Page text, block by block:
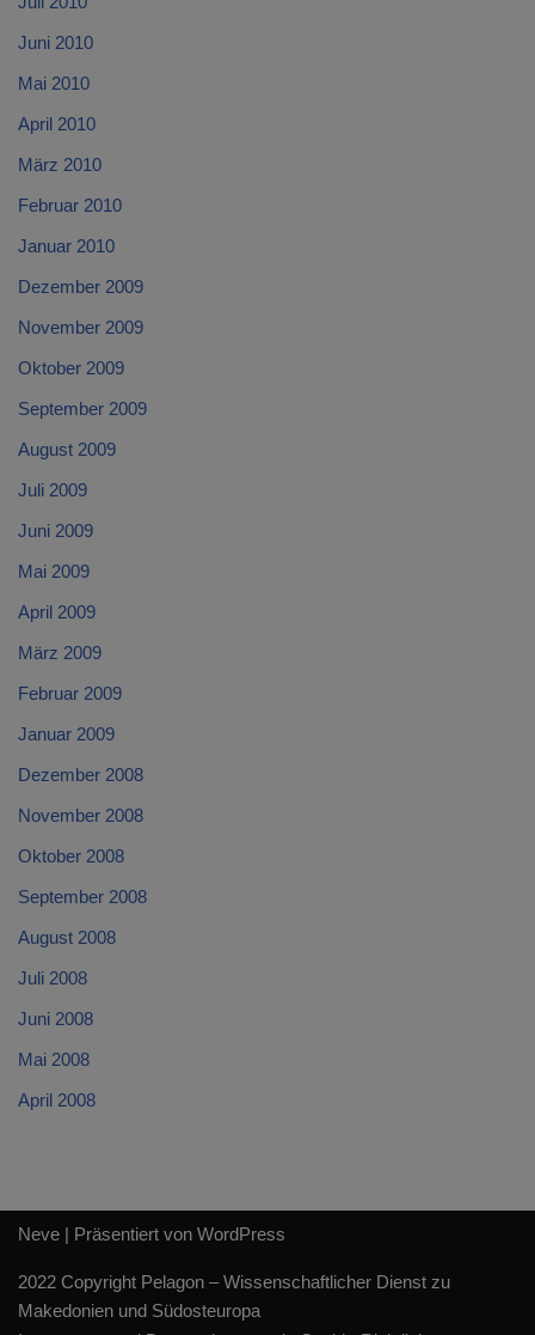
Juni 2010
Mai 2010
April 2010
März 2010
Februar 2010
Januar 2010
Dezember 2009
November 2009
Oktober 2009
September 2009
August 2009
Juli 2009
Juni 2009
Mai 2009
April 2009
März 2009
Februar 2009
Januar 2009
Dezember 2008
November 2008
Oktober 2008
September 2008
August 2008
Juli 2008
Juni 2008
Mai 2008
April 2008
Neve | Präsentiert von WordPress
2022 Copyright Pelagon – Wissenschaftlicher Dienst zu
Makedonien und Südosteuropa